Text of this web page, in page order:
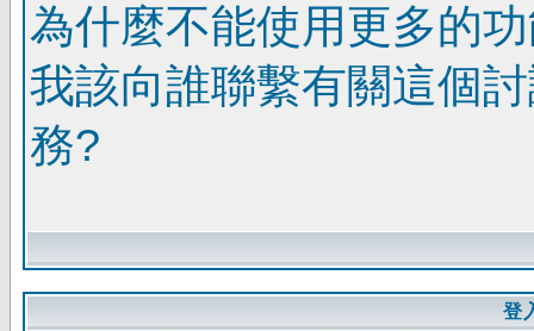
為什麼不能使用更多的
我該向誰聯繫有關這個
務?
登